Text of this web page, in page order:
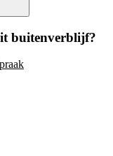
buitenverblijf?